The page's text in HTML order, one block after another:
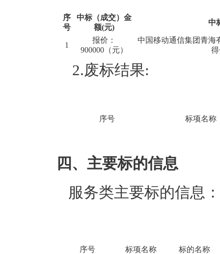
序
号
中标（成交）金
额(元)
中
1
报价：
900000（元）
中国移动通信集团青海
2.废标结果:
序号 标项名称
四、主要标的信息
服务类主要标的信息：
序号 标项名称 标的名称